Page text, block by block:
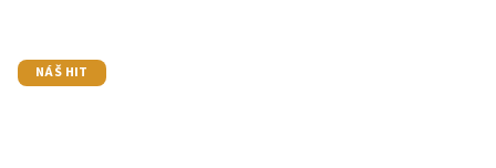
NÁŠ HIT